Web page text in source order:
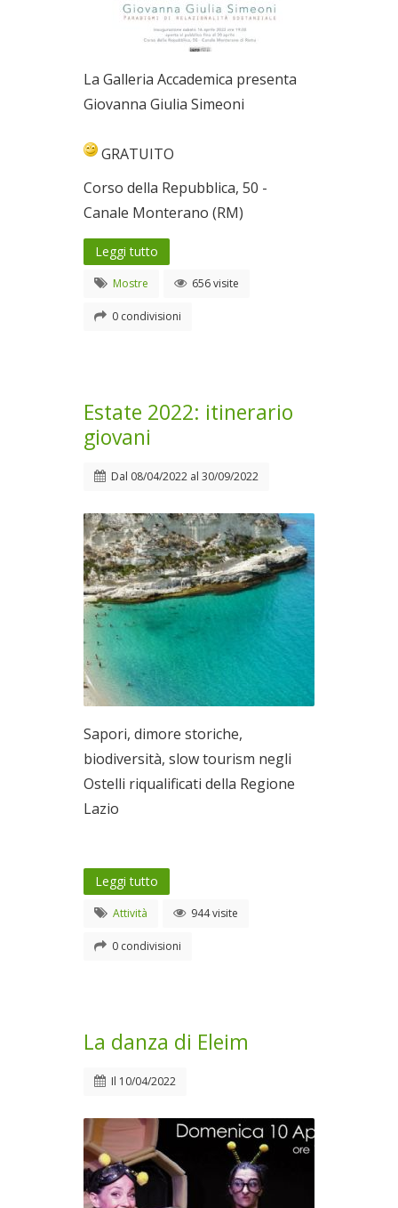
La Galleria Accademica presenta
Giovanna Giulia Simeoni
GRATUITO
Corso della Repubblica, 50 -
Canale Monterano (RM)
Leggi tutto
Mostre 656 visite
0 condivisioni
Estate 2022: itinerario
giovani
Dal 08/04/2022 al 30/09/2022
Sapori, dimore storiche,
biodiversità, slow tourism negli
Ostelli riqualificati della Regione
Lazio
Leggi tutto
Attività 944 visite
0 condivisioni
La danza di Eleim
Il 10/04/2022